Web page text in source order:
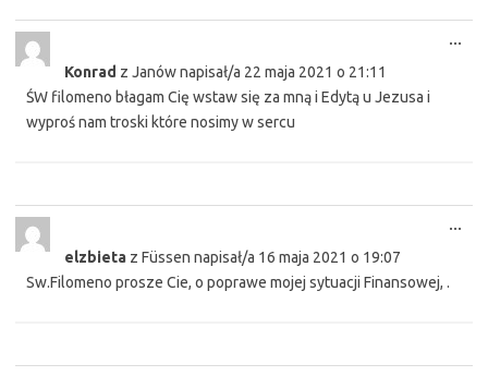
Konrad z Janównapisał/a 22 maja 2021 o 21:11
ŚW filomeno błagam Cię wstaw się za mną i Edytą u Jezusa i
wyproś nam troski które nosimy w sercu
...
elzbieta z Füssen napisał/a 16 maja 2021 o 19:07
Sw.Filomeno prosze Cie, o poprawe mojej sytuacji Finansowej, .
...